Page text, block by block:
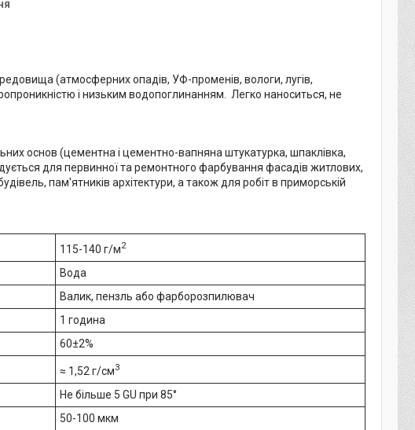
(атмосферних опадів, УФ-променів, вологи, лугів,
і низьким водопоглинанням. Легко наноситься, не
основ (цементна і цементно-вапняна штукатурка, шпаклівка,
для первинної та ремонтного фарбування фасадів житлових,
пам'ятників архітектури, а також для робіт в приморській
115-140 г/м2
Вода
Валик, пензль або фарборозпилювач
1 година
60±2%
≈ 1,52 г/см3
Не більше 5 GU при 85°
50-100 мкм